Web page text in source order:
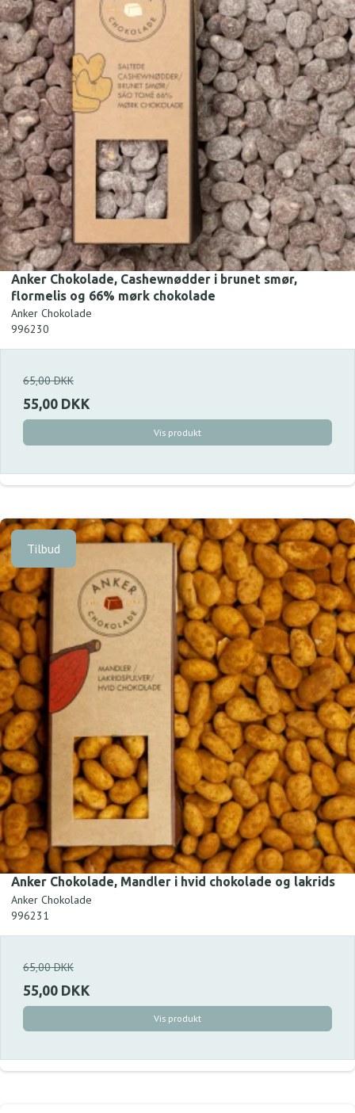
Anker Chokolade, Cashewnødder i brunet smør,
flormelis og 66% mørk chokolade
Anker Chokolade
996230
65,00 DKK
55,00 DKK
Vis produkt
Tilbud
Anker Chokolade, Mandler i hvid chokolade og lakrids
Anker Chokolade
996231
65,00 DKK
55,00 DKK
Vis produkt